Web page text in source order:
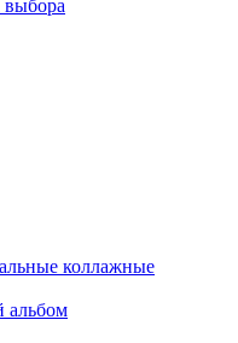
выбора
коллажные
альбом